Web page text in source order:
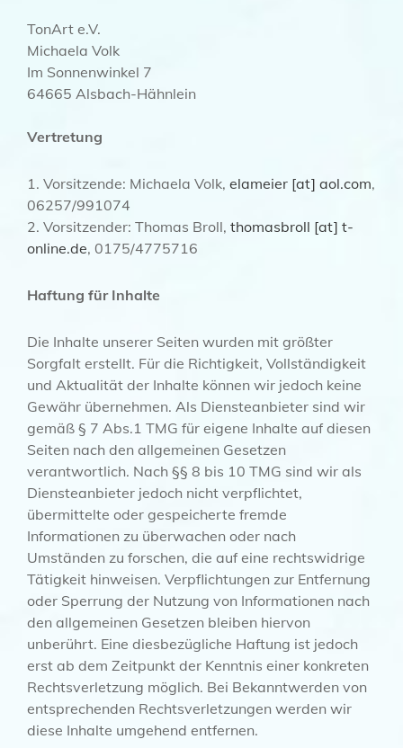
TonArt e.V.
Michaela Volk
Im Sonnenwinkel 7
64665 Alsbach-Hähnlein
Vertretung
1. Vorsitzende: Michaela Volk, elameier [at] aol.com,
06257/991074
2. Vorsitzender: Thomas Broll, thomasbroll [at] t-
online.de, 0175/4775716
Haftung für Inhalte
Die Inhalte unserer Seiten wurden mit größter
Sorgfalt erstellt. Für die Richtigkeit, Vollständigkeit
und Aktualität der Inhalte können wir jedoch keine
Gewähr übernehmen. Als Diensteanbieter sind wir
gemäß § 7 Abs.1 TMG für eigene Inhalte auf diesen
Seiten nach den allgemeinen Gesetzen
verantwortlich. Nach §§ 8 bis 10 TMG sind wir als
Diensteanbieter jedoch nicht verpflichtet,
übermittelte oder gespeicherte fremde
Informationen zu überwachen oder nach
Umständen zu forschen, die auf eine rechtswidrige
Tätigkeit hinweisen. Verpflichtungen zur Entfernung
oder Sperrung der Nutzung von Informationen nach
den allgemeinen Gesetzen bleiben hiervon
unberührt. Eine diesbezügliche Haftung ist jedoch
erst ab dem Zeitpunkt der Kenntnis einer konkreten
Rechtsverletzung möglich. Bei Bekanntwerden von
entsprechenden Rechtsverletzungen werden wir
diese Inhalte umgehend entfernen.